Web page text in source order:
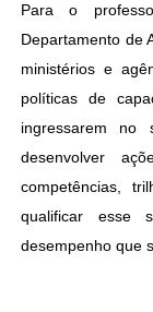
Para o
Departamento de
ministérios e
políticas de
ingressarem no
desenvolver
competências,
qualificar esse
desempenho que